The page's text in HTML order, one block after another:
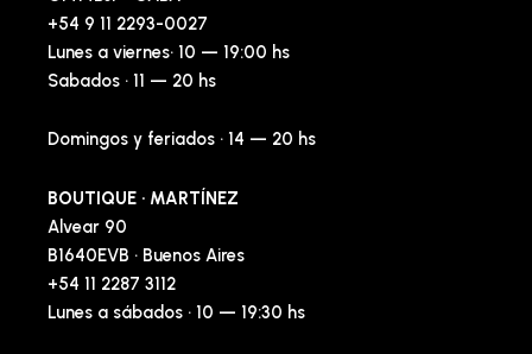
+54 9 11 2293-0027
Lunes a viernes· 10 — 19:00 hs
Sabados · 11 — 20 hs
Domingos y feriados · 14 — 20 hs
BOUTIQUE · MARTÍNEZ
Alvear 90
B1640EVB · Buenos Aires
+54 11 2287 3112
Lunes a sábados · 10 — 19:30 hs